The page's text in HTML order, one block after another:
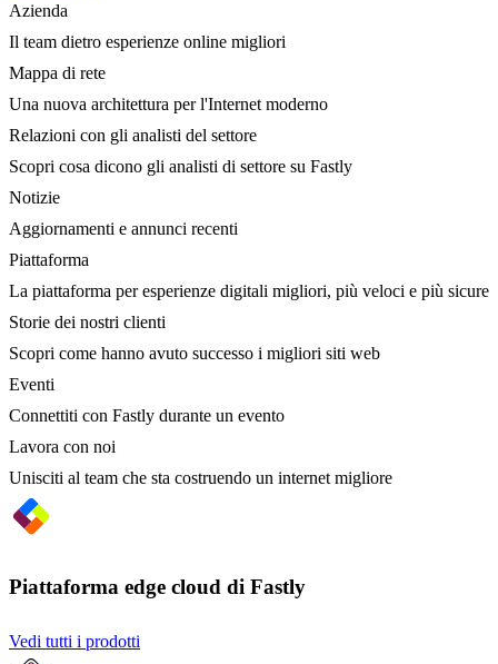
Azienda
Il team dietro esperienze online migliori
Mappa di rete
Una nuova architettura per l'Internet moderno
Relazioni con gli analisti del settore
Scopri cosa dicono gli analisti di settore su Fastly
Notizie
Aggiornamenti e annunci recenti
Piattaforma
La piattaforma per esperienze digitali migliori, più veloci e più sicure
Storie dei nostri clienti
Scopri come hanno avuto successo i migliori siti web
Eventi
Connettiti con Fastly durante un evento
Lavora con noi
Unisciti al team che sta costruendo un internet migliore
Piattaforma edge cloud di Fastly
Vedi tutti i prodotti